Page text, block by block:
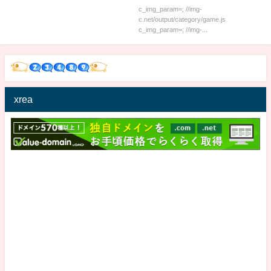
ば食べるズボラ女なの」
c_img_param=; //img-
c.net/output/category/game.js
c_img_param=; //img-...
xrea